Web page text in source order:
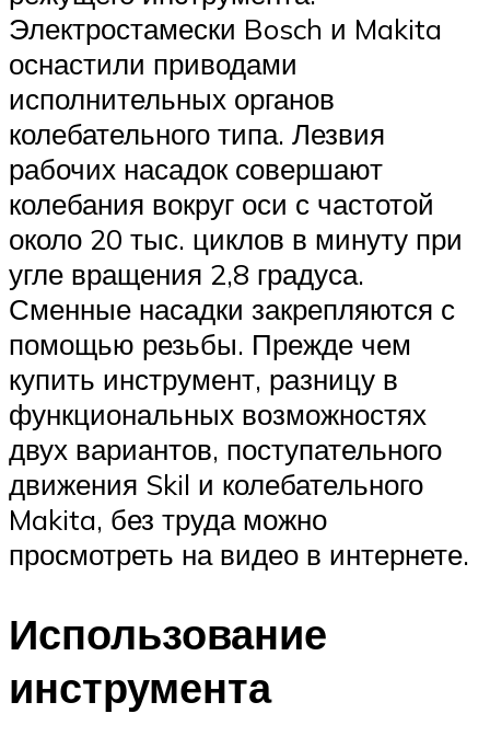
Электростамески Bosch и Makita
оснастили приводами
исполнительных органов
колебательного типа. Лезвия
рабочих насадок совершают
колебания вокруг оси с частотой
около 20 тыс. циклов в минуту при
угле вращения 2,8 градуса.
Сменные насадки закрепляются с
помощью резьбы. Прежде чем
купить инструмент, разницу в
функциональных возможностях
двух вариантов, поступательного
движения Skil и колебательного
Makita, без труда можно
просмотреть на видео в интернете.
Использование
инструмента